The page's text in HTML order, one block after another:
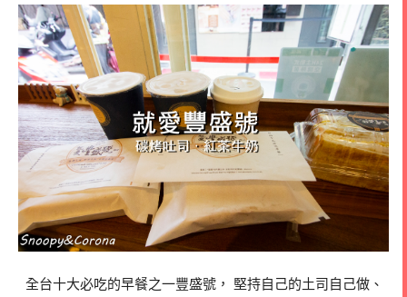
全台十大必吃的早餐之一豐盛號， 堅持自己的土司自己做、